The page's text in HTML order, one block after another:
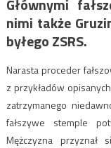
Głównymi
nimi także
byłego ZSRS.
Narasta proceder
z przykładów
zatrzymanego
fałszywe stemple
Mężczyzna